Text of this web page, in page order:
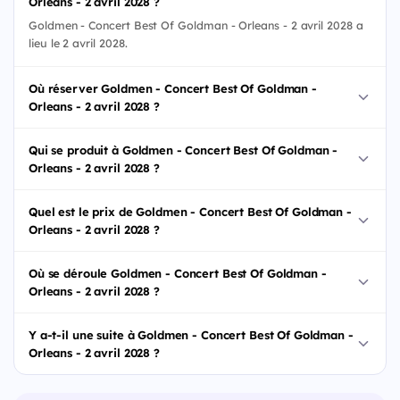
Goldmen - Concert Best Of Goldman - Orleans - 2 avril 2028 a
lieu le 2 avril 2028.
Où réserver Goldmen - Concert Best Of Goldman -
Orleans - 2 avril 2028 ?
Qui se produit à Goldmen - Concert Best Of Goldman -
Orleans - 2 avril 2028 ?
Quel est le prix de Goldmen - Concert Best Of Goldman -
Orleans - 2 avril 2028 ?
Où se déroule Goldmen - Concert Best Of Goldman -
Orleans - 2 avril 2028 ?
Y a-t-il une suite à Goldmen - Concert Best Of Goldman -
Orleans - 2 avril 2028 ?